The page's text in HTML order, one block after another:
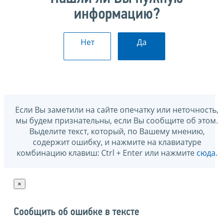
информацию?
Нет Да
Если Вы заметили на сайте опечатку или неточность,
мы будем признательны, если Вы сообщите об этом.
Выделите текст, который, по Вашему мнению,
содержит ошибку, и нажмите на клавиатуре
комбинацию клавиш: Ctrl + Enter или нажмите сюда.
×
Сообщить об ошибке в тексте